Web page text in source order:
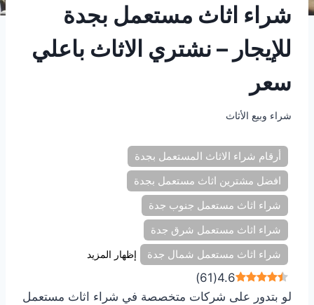
شراء اثاث مستعمل بجدة
للإيجار – نشتري الاثاث باعلي
سعر
شراء وبيع الأثاث
أرقام شراء الاثاث المستعمل بجدة
افضل مشترين اثاث مستعمل بجدة
شراء اثاث مستعمل جنوب جدة
شراء اثاث مستعمل شرق جدة
شراء اثاث مستعمل شمال جدة
إظهار المزيد
4.6
(
61
)
لو بتدور على شركات متخصصة في شراء اثاث مستعمل